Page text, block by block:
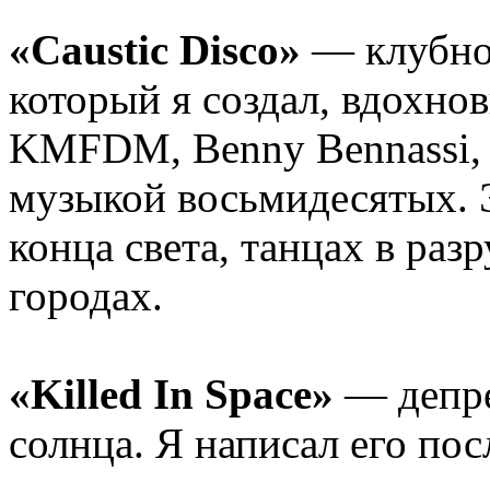
«Caustic Disco»—
который я создал,
KMFDM, Benny
музыкой восьмидесятых.
конца света, танцах в
городах.
«Killed In Space»—
солнца. Я написал его